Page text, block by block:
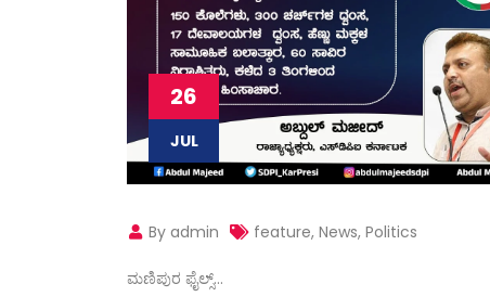
26
JUL
By admin feature, News, Politics
ಮಣಿಪುರ ಫೈಲ್ಸ್…